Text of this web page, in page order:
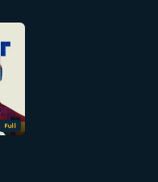
Full